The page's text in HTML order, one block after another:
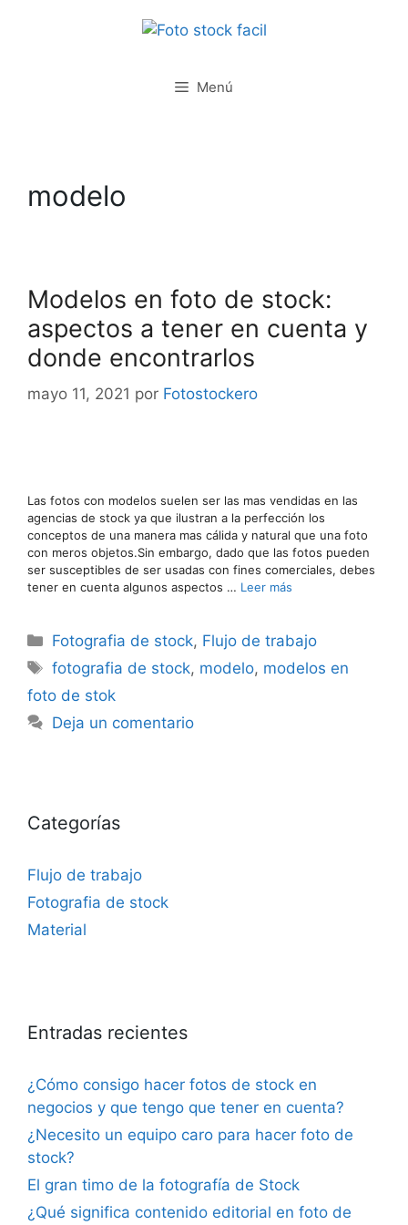
Menú
modelo
Modelos en foto de stock:
aspectos a tener en cuenta y
donde encontrarlos
mayo 11, 2021 por Fotostockero
Las fotos con modelos suelen ser las mas vendidas en las
agencias de stock ya que ilustran a la perfección los
conceptos de una manera mas cálida y natural que una foto
con meros objetos.Sin embargo, dado que las fotos pueden
ser susceptibles de ser usadas con fines comerciales, debes
tener en cuenta algunos aspectos … Leer más
Categorías
Fotografia de stock, Flujo de trabajo
Etiquetas
fotografia de stock, modelo, modelos en
foto de stok
Deja un comentario
Categorías
Flujo de trabajo
Fotografia de stock
Material
Entradas recientes
¿Cómo consigo hacer fotos de stock en
negocios y que tengo que tener en cuenta?
¿Necesito un equipo caro para hacer foto de
stock?
El gran timo de la fotografía de Stock
¿Qué significa contenido editorial en foto de